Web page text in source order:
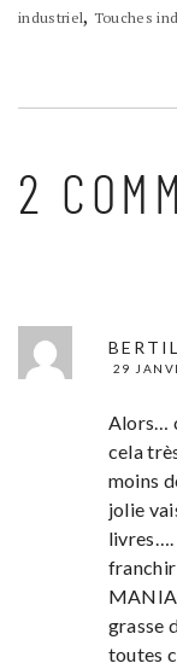
industriel, Touches
2
29
Alors…
cela
moins
jolie
livres….
franchir
grasse
toutes